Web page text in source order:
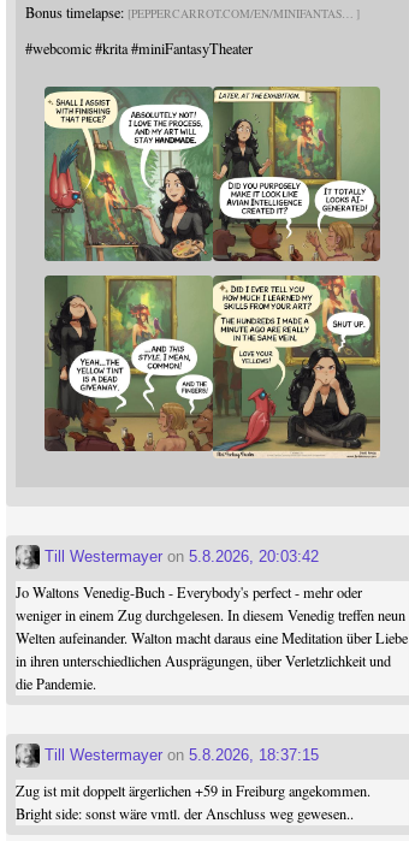
Bonus timelapse: PEPPERCARROT.COM/EN/MINIFANTAS
#webcomic #krita #miniFantasyTheater
Till Westermayer on5.8.2026, 20:03:42
Jo Waltons Venedig-Buch - Everybody's perfect - mehr oder
weniger in einem Zug durchgelesen. In diesem Venedig treffen neun
Welten aufeinander. Walton macht daraus eine Meditation über Liebe
in ihren unterschiedlichen Ausprägungen, über Verletzlichkeit und
die Pandemie.
Till Westermayer on5.8.2026, 18:37:15
Zug ist mit doppelt ärgerlichen +59 in Freiburg angekommen.
Bright side: sonst wäre vmtl. der Anschluss weg gewesen..